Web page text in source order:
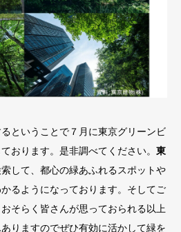
ということで７月に東京グリーンビ
おります。是非調べてください。 東
して、都心の緑あふれるスポットや
るようになっております。そしてご
そらく皆さんが思っておられる以上
りますのでぜひ有効に活かして緑を